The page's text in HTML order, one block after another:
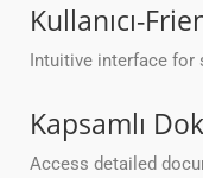
Kullanıcı-
Intuitive interface for
Kapsamlı
Access detailed